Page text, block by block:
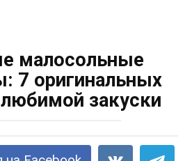
малосольные
7 оригинальных
закуски